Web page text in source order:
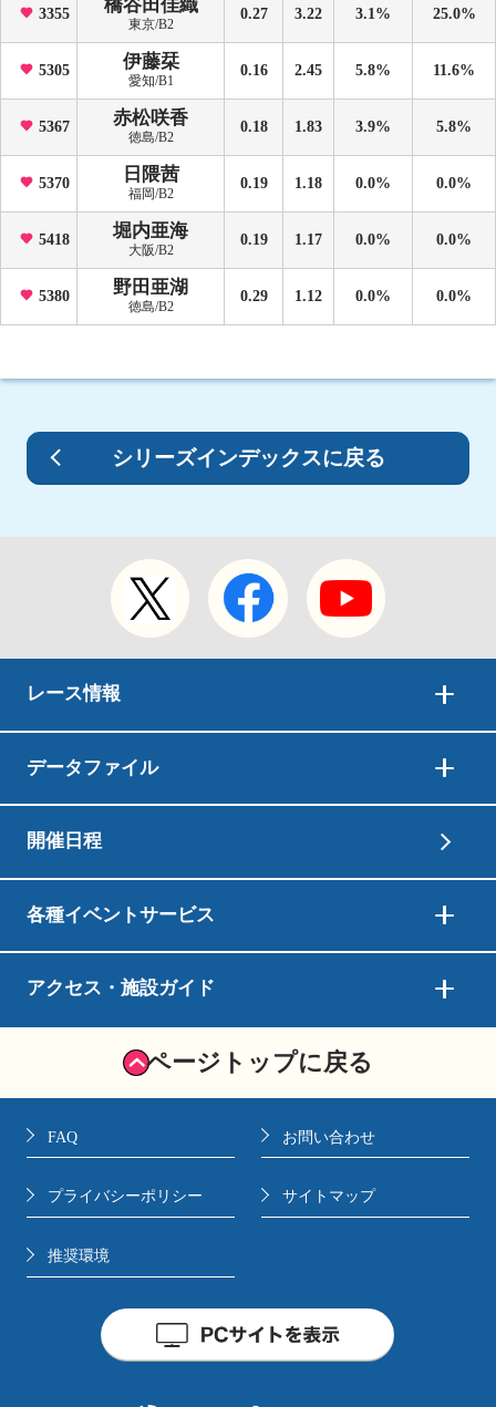
3355 橋谷田佳織
東京/B2
0.27 3.22 3.1% 25.0%
5305 伊藤栞
愛知/B1
0.16 2.45 5.8% 11.6%
5367 赤松咲香
徳島/B2
0.18 1.83 3.9% 5.8%
5370 日隈茜
福岡/B2
0.19 1.18 0.0% 0.0%
5418 堀内亜海
大阪/B2
0.19 1.17 0.0% 0.0%
5380 野田亜湖
徳島/B2
0.29 1.12 0.0% 0.0%
シリーズインデックスに戻る
レース情報
データファイル
開催日程
各種イベントサービス
アクセス・施設ガイド
ページトップに戻る
FAQ お問い合わせ
プライバシーポリシー サイトマップ
推奨環境